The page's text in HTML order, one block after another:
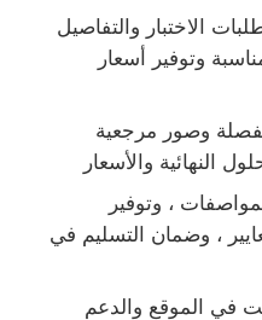
الاختبار والتفاصيل
وتوفير أسعار
وصور مرجعية
النهائية والأسعار
، وتوفير
، وضمان التسليم في
في الموقع والدعم